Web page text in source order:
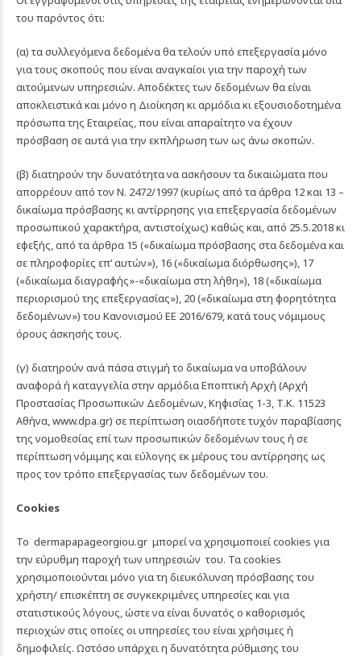
του παρόντος ότι:
(α) τα συλλεγόμενα δεδομένα θα τελούν υπό επεξεργασία μόνο
για τους σκοπούς που είναι αναγκαίοι για την παροχή των
αιτούμενων υπηρεσιών. Αποδέκτες των δεδομένων θα είναι
αποκλειστικά και μόνο η Διοίκηση κι αρμόδια κι εξουσιοδοτημένα
πρόσωπα της Εταιρείας, που είναι απαραίτητο να έχουν
πρόσβαση σε αυτά για την εκπλήρωση των ως άνω σκοπών.
(β) διατηρούν την δυνατότητα να ασκήσουν τα δικαιώματα που
απορρέουν από τον Ν. 2472/1997 (κυρίως από τα άρθρα 12 και 13 –
δικαίωμα πρόσβασης κι αντίρρησης για επεξεργασία δεδομένων
προσωπικού χαρακτήρα, αντιστοίχως) καθώς και, από 25.5.2018 κι
εφεξής, από τα άρθρα 15 («δικαίωμα πρόσβασης στα δεδομένα και
σε πληροφορίες επ’ αυτών»), 16 («δικαίωμα διόρθωσης»), 17
(«δικαίωμα διαγραφής»-«δικαίωμα στη λήθη»), 18 («δικαίωμα
περιορισμού της επεξεργασίας»), 20 («δικαίωμα στη φορητότητα
δεδομένων») του Κανονισμού ΕΕ 2016/679, κατά τους νόμιμους
όρους άσκησής τους.
(γ) διατηρούν ανά πάσα στιγμή το δικαίωμα να υποβάλουν
αναφορά ή καταγγελία στην αρμόδια Εποπτική Αρχή (Αρχή
Προστασίας Προσωπικών Δεδομένων, Κηφισίας 1-3, Τ.Κ. 11523
Αθήνα,www.dpa.gr) σε περίπτωση οιασδήποτε τυχόν παραβίασης
της νομοθεσίας επί των προσωπικών δεδομένων τους ή σε
περίπτωση νόμιμης και εύλογης εκ μέρους του αντίρρησης ως
προς τον τρόπο επεξεργασίας των δεδομένων του.
Cookies
To dermapapageorgiou.gr μπορεί να χρησιμοποιεί cookies για
την εύρυθμη παροχή των υπηρεσιών του. Τα cookies
χρησιμοποιούνται μόνο για τη διευκόλυνση πρόσβασης του
χρήστη/ επισκέπτη σε συγκεκριμένες υπηρεσίες και για
στατιστικούς λόγους, ώστε να είναι δυνατός ο καθορισμός
περιοχών στις οποίες οι υπηρεσίες του είναι χρήσιμες ή
δημοφιλείς. Ωστόσο υπάρχει η δυνατότητα ρύθμισης του